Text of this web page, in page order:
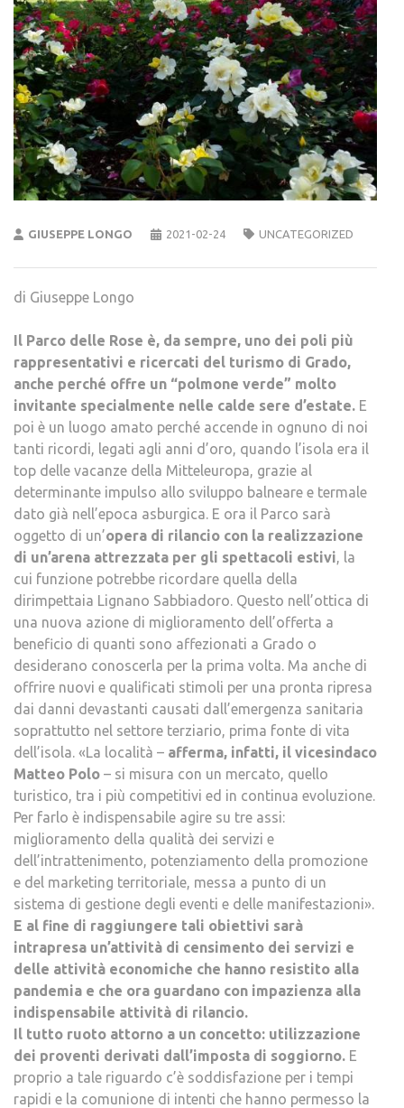
GIUSEPPE LONGO 2021-02-24 UNCATEGORIZED
di Giuseppe Longo
Il Parco delle Rose è, da sempre, uno dei poli più
rappresentativi e ricercati del turismo di Grado,
anche perché offre un “polmone verde” molto
invitante specialmente nelle calde sere d’estate. E
poi è un luogo amato perché accende in ognuno di noi
tanti ricordi, legati agli anni d’oro, quando l’isola era il
top delle vacanze della Mitteleuropa, grazie al
determinante impulso allo sviluppo balneare e termale
dato già nell’epoca asburgica. E ora il Parco sarà
oggetto di un’opera di rilancio con la realizzazione
di un’arena attrezzata per gli spettacoli estivi, la
cui funzione potrebbe ricordare quella della
dirimpettaia Lignano Sabbiadoro. Questo nell’ottica di
una nuova azione di miglioramento dell’offerta a
beneficio di quanti sono affezionati a Grado o
desiderano conoscerla per la prima volta. Ma anche di
offrire nuovi e qualificati stimoli per una pronta ripresa
dai danni devastanti causati dall’emergenza sanitaria
soprattutto nel settore terziario, prima fonte di vita
dell’isola. «La località – afferma, infatti, il vicesindaco
Matteo Polo – si misura con un mercato, quello
turistico, tra i più competitivi ed in continua evoluzione.
Per farlo è indispensabile agire su tre assi:
miglioramento della qualità dei servizi e
dell’intrattenimento, potenziamento della promozione
e del marketing territoriale, messa a punto di un
sistema di gestione degli eventi e delle manifestazioni».
E al fine di raggiungere tali obiettivi sarà
intrapresa un’attività di censimento dei servizi e
delle attività economiche che hanno resistito alla
pandemia e che ora guardano con impazienza alla
indispensabile attività di rilancio.
Il tutto ruoto attorno a un concetto: utilizzazione
dei proventi derivati dall’imposta di soggiorno. E
proprio a tale riguardo c’è soddisfazione per i tempi
rapidi e la comunione di intenti che hanno permesso la